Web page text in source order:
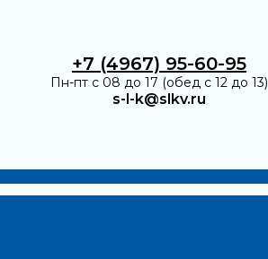
+7 (4967) 95-60-95
Пн-пт с 08 до 17 (обед с 12 до 13)
s-l-k@slkv.ru